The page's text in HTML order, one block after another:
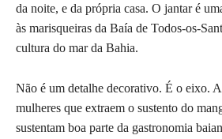
da noite, e da própria casa. O jantar é
às marisqueiras da Baía de Todos-os-
cultura do mar da Bahia.
Não é um detalhe decorativo. É o eixo.
mulheres que extraem o sustento do
sustentam boa parte da gastronomia